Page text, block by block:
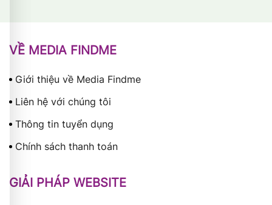
VỀ MEDIA FINDME
Giới thiệu về Media Findme
Liên hệ với chúng tôi
Thông tin tuyển dụng
Chính sách thanh toán
GIẢI PHÁP WEBSITE